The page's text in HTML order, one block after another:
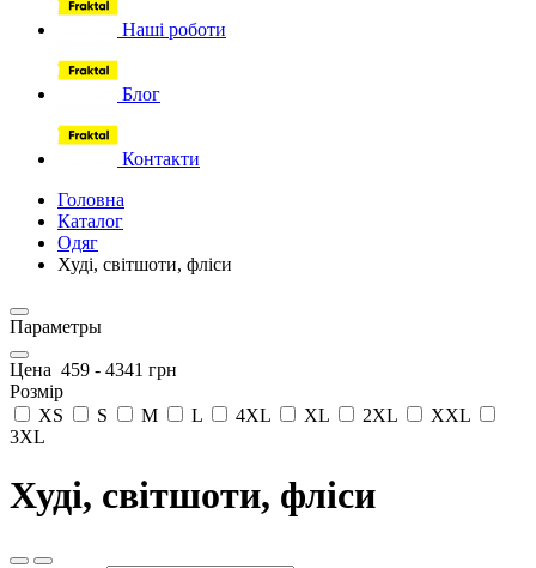
Наші роботи
Блог
Контакти
Головна
Каталог
Одяг
Худі, світшоти, фліси
Параметры
Цена 459 - 4341 грн
Розмір
XS
S M L 4XL XL 2XL
XXL
3XL
Худі, світшоти, фліси